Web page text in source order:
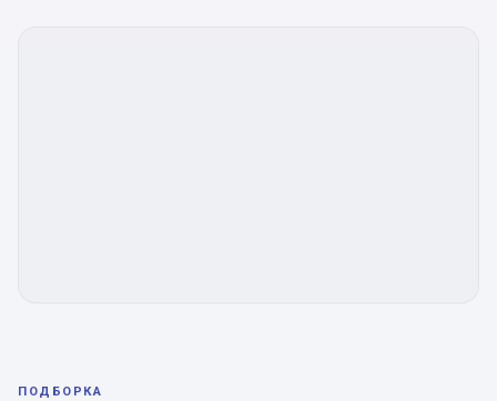
ПОДБОРКА